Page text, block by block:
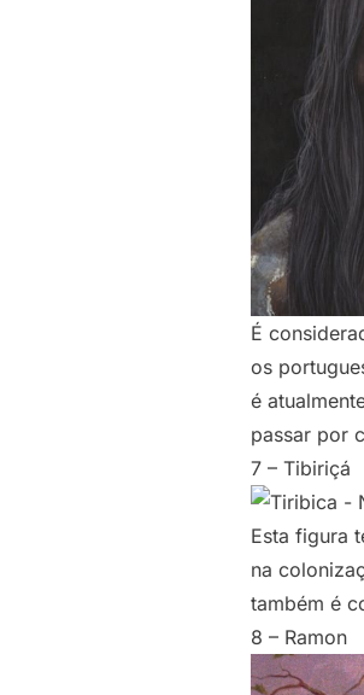
É
os
é
passar por
7 – Tibiriçá
Esta figura
na
também é
8 – Ramon